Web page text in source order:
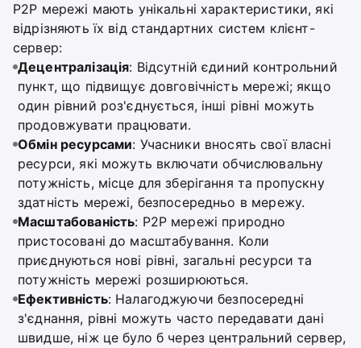
P2P мережі мають унікальні характеристики, які
відрізняють їх від стандартних систем клієнт-
сервер:
Децентралізація: Відсутній єдиний контрольний
пункт, що підвищує довговічність мережі; якщо
один рівний роз'єднується, інші рівні можуть
продовжувати працювати.
Обмін ресурсами: Учасники вносять свої власні
ресурси, які можуть включати обчислювальну
потужність, місце для зберігання та пропускну
здатність мережі, безпосередньо в мережу.
Масштабованість: P2P мережі природно
пристосовані до масштабування. Коли
приєднуються нові рівні, загальні ресурси та
потужність мережі розширюються.
Ефективність: Налагоджуючи безпосередні
з'єднання, рівні можуть часто передавати дані
швидше, ніж це було б через центральний сервер,